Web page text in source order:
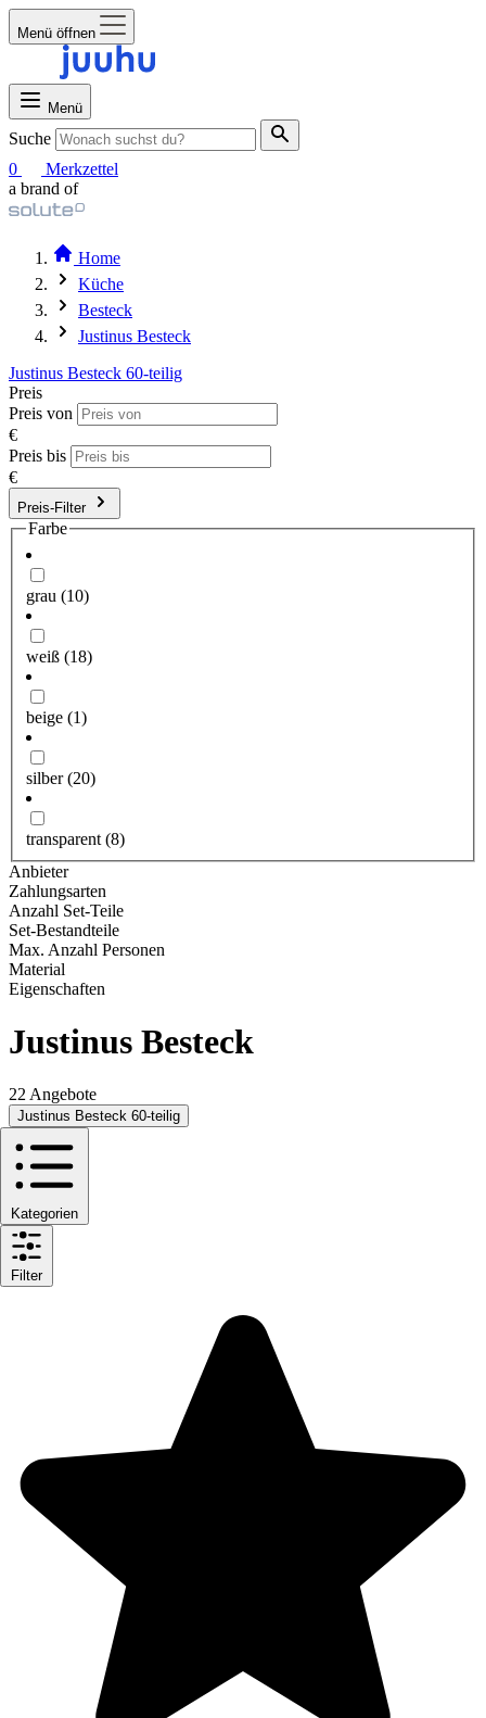
Menü öffnen
Menü
Suche
0
Merkzettel
a brand of
Home
Küche
Besteck
Justinus Besteck
Justinus Besteck 60-teilig
Preis
Preis von
€
Preis bis
€
Preis-Filter
Farbe
grau (10)
weiß (18)
beige (1)
silber(20)
transparent (8)
Anbieter
Zahlungsarten
Anzahl Set-Teile
Set-Bestandteile
Max. Anzahl Personen
Material
Eigenschaften
Justinus Besteck
22 Angebote
Justinus Besteck 60-teilig
Kategorien
Filter